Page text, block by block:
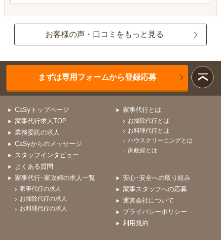
お客様の声・口コミをもっと見る
まずは専用フォームから登録応募
CaSyトップページ
家事代行求人TOP
業務委託の求人
CaSyからのメッセージ
スタッフインタビュー
よくある質問
家事代行とは
お掃除代行とは
お料理代行とは
ハウスクリーニングとは
家政婦とは
家事代行･家政婦の求人一覧
家事代行の求人
お掃除代行の求人
お料理代行の求人
安心･安全への取り組み
家事スタッフへの応募
運営会社について
プライバシーポリシー
利用規約